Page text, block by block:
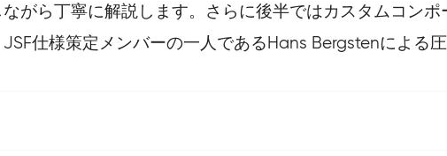
がら丁寧に解説します。さらに後半ではカスタムコン
仕様策定メンバーの一人であるHans Bergstenによる